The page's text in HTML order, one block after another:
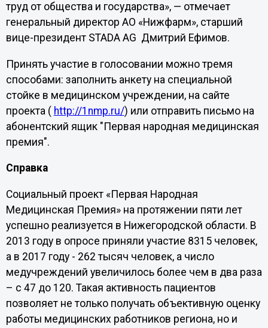
труд от общества и государства», — отмечает
генеральный директор АО «Нижфарм», старший
вице-президент STADA AG Дмитрий Ефимов.
Принять участие в голосовании можно тремя
способами: заполнить анкету на специальной
стойке в медицинском учреждении, на сайте
проекта ( http://1nmp.ru/) или отправить письмо на
абонентский ящик "Первая народная медицинская
премия".
Справка
Социальный проект «Первая Народная
Медицинская Премия» на протяжении пяти лет
успешно реализуется в Нижегородской области. В
2013 году в опросе приняли участие 8315 человек,
а в 2017 году - 262 тысяч человек, а число
медучреждений увеличилось более чем в два раза
– с 47 до 120. Такая активность пациентов
позволяет не только получать объективную оценку
работы медицинских работников региона, но и